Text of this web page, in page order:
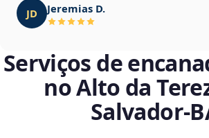
JD Jeremias D.
Serviços de
no Alto da